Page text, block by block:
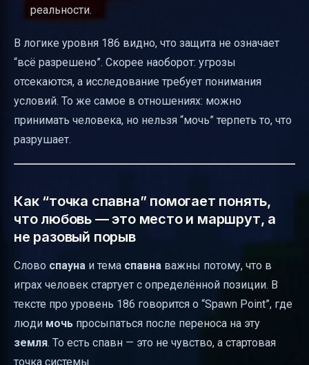
реальности.
В логике уровня 186 видно, что защита не означает
“всё разрешено”. Скорее наоборот: угрозы
отсекаются, а исследование требует понимания
условий. То же самое в отношениях: можно
принимать человека, но нельзя “мочь” терпеть то, что
разрушает.
Как “точка спавна” помогает понять,
что любовь — это место и маршрут, а
не разовый порыв
Слово спауна и тема спавна важны потому, что в
играх человек стартует с определённой позиции. В
тексте про уровень 186 говорится о “Spawn Point”, где
люди мочь просыпаться после переноса на эту
земля. То есть спавн — это не чувство, а стартовая
точка системы.